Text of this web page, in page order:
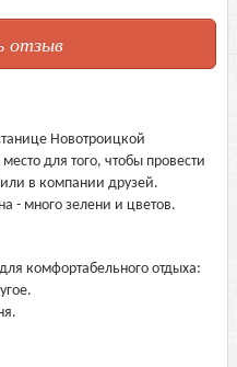
отзыв
Новотроицкой
для того, чтобы провести
в компании друзей.
- много зелени и цветов.
комфортабельного отдыха: